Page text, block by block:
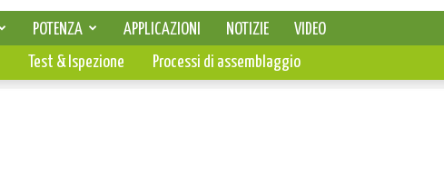
SELEZIONE DI ELETTRONICA
POTENZA APPLICAZIONI NOTIZIE
VIDEO
PCBTest & Ispezione Processi di assemblaggio